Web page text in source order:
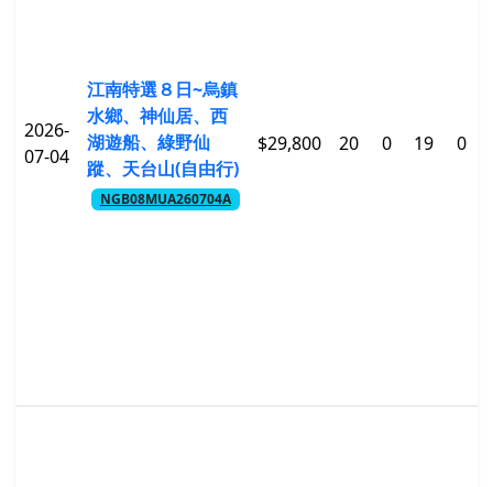
2026-
07-04
江南特選８日~烏鎮
水鄉、神仙居、西
湖遊船、綠野仙
蹤、天台山(自由行)
NGB08MUA260704A
$29,800 20 0 19 0